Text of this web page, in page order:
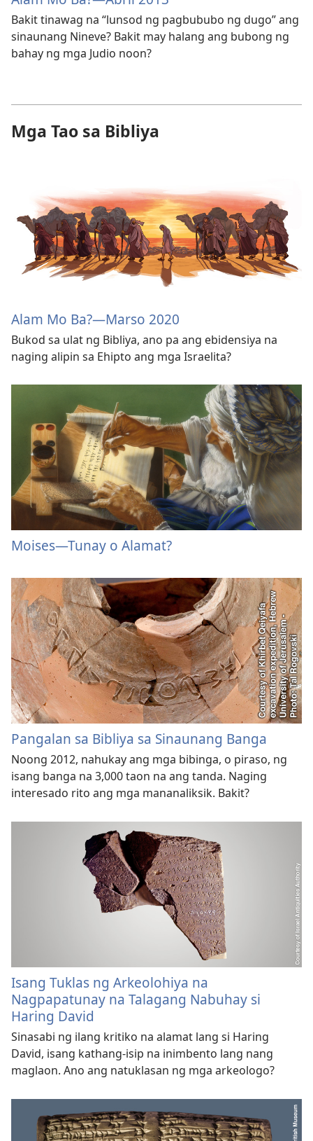
Bakit tinawag na “lunsod ng pagbububo ng dugo” ang
sinaunang Nineve? Bakit may halang ang bubong ng
bahay ng mga Judio noon?
Mga Tao sa Bibliya
Alam Mo Ba?​—Marso 2020
Bukod sa ulat ng Bibliya, ano pa ang ebidensiya na
naging alipin sa Ehipto ang mga Israelita?
Moises—Tunay o Alamat?
Pangalan sa Bibliya sa Sinaunang Banga
Noong 2012, nahukay ang mga bibinga, o piraso, ng
isang banga na 3,000 taon na ang tanda. Naging
interesado rito ang mga mananaliksik. Bakit?
Isang Tuklas ng Arkeolohiya na
Nagpapatunay na Talagang Nabuhay si
Haring David
Sinasabi ng ilang kritiko na alamat lang si Haring
David, isang kathang-isip na inimbento lang nang
maglaon. Ano ang natuklasan ng mga arkeologo?